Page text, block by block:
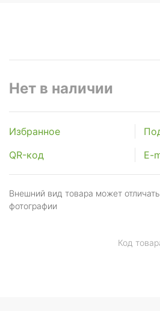
Нет в наличии
Избранное
QR-код
E-
Внешний вид товара может
фотографии
Код